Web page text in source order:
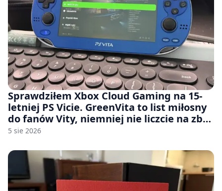
Sprawdziłem Xbox Cloud Gaming na 15-
letniej PS Vicie. GreenVita to list miłosny
do fanów Vity, niemniej nie liczcie na zbyt
wiele [FELIETON]
5 sie 2026